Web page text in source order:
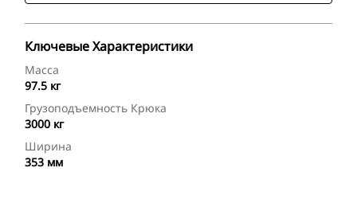
Ключевые Характеристики
Масса
97.5 кг
Грузоподъемность Крюка
3000 кг
Ширина
353 мм